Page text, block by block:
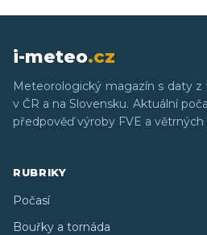
i-meteo.cz
Meteorologický magazín s daty z
v ČR a na Slovensku. Aktuální
předpověď výroby FVE a větrných
RUBRIKY
Počasí
Bouřky a tornáda